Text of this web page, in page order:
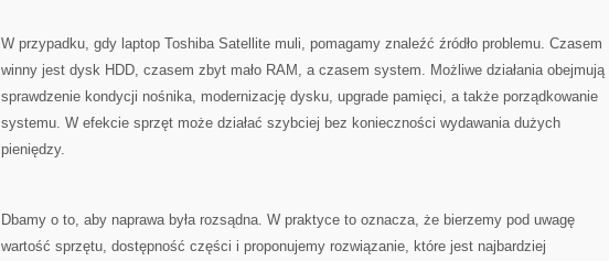
W przypadku, gdy laptop Toshiba Satellite muli, pomagamy znaleźć źródło problemu. Czasem
winny jest dysk HDD, czasem zbyt mało RAM, a czasem system. Możliwe działania obejmują
sprawdzenie kondycji nośnika, modernizację dysku, upgrade pamięci, a także porządkowanie
systemu. W efekcie sprzęt może działać szybciej bez konieczności wydawania dużych
pieniędzy.
Dbamy o to, aby naprawa była rozsądna. W praktyce to oznacza, że bierzemy pod uwagę
wartość sprzętu, dostępność części i proponujemy rozwiązanie, które jest najbardziej